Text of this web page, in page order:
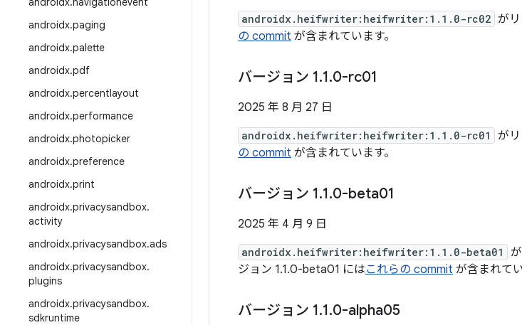
androidx.paging
androidx.palette
androidx.pdf
androidx.percentlayout
androidx.performance
androidx.photopicker
androidx.preference
androidx.print
androidx.privacysandbox.
activity
androidx.privacysandbox.ads
androidx.privacysandbox.
plugins
androidx.privacysandbox.
sdkruntime
androidx.heifwriter:heifwriter:1.1.0-rc02 が
の commit が含まれています。
バージョン 1.1.0-rc01
2025 年 8 月 27 日
androidx.heifwriter:heifwriter:1.1.0-rc01 が
の commit が含まれています。
バージョン 1.1.0-beta01
2025 年 4 月 9 日
androidx.heifwriter:heifwriter:1.1.0-beta01
ジョン 1.1.0-beta01 にはこれらの commit が含まれてい
バージョン 1.1.0-alpha05